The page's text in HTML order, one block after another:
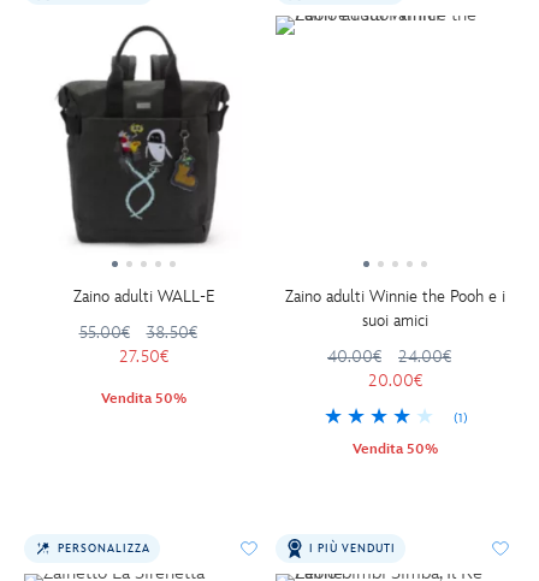
Zaino adulti WALL-E
55.00€
38.50€
27.50€
Vendita 50%
Zaino adulti Winnie the Pooh e i
suoi amici
40.00€
24.00€
20.00€
(1)
Vendita 50%
PERSONALIZZA I PIÙ VENDUTI